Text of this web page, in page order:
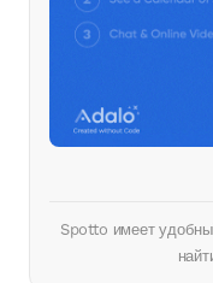
Spotto имеет